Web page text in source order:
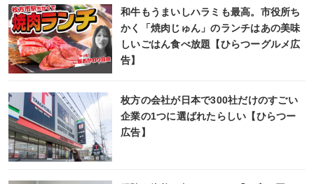
和牛もうまいしハラミも最高。市役所ち
かく「焼肉じゅん」のランチはあの美味
しいごはん食べ放題【ひらつーグルメ広
告】
枚方の会社が日本で300社だけのすごい
企業の1つに選ばれたらしい【ひらつー
広告】